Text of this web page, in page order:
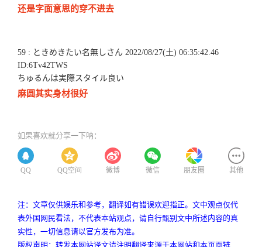
还是字面意思的穿不进去
59 : ときめきたい名無しさん 2022/08/27(土) 06:35:42.46
ID:6Tv42TWS
ちゅるんは実際スタイル良い
麻圆其实身材很好
如果喜欢就分享一下呐：
QQ QQ空间 微博 微信 朋友圈 其他
注：文章仅供娱乐和参考，翻译如有错误欢迎指正。文中观点仅代
表外国网民看法，不代表本站观点，请自行甄别文中所述内容的真
实性，一切信息请以官方发布为准。
版权声明：转发本网站译文请注明翻译来源于本网站和本页面链